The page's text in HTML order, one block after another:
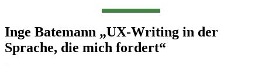
Inge Batemann „UX-Writing in der
Sprache, die mich fordert“